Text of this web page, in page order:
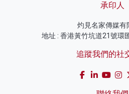
承印人
灼見名家傳媒有
地址 : 香港黃竹坑道21號環
追蹤我們的社